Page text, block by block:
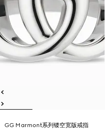
GG Marmont系列镂空宽版戒指